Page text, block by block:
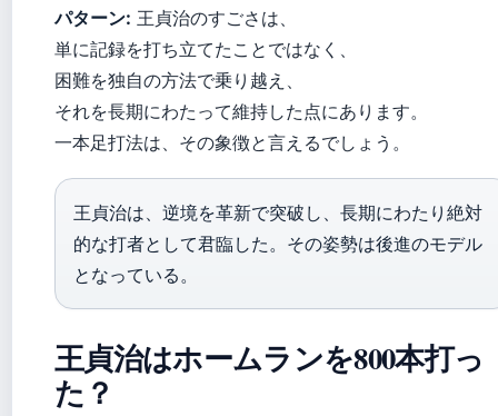
パターン: 王貞治のすごさは、
単に記録を打ち立てたことではなく、
困難を独自の方法で乗り越え、
それを長期にわたって維持した点にあります。
一本足打法は、その象徴と言えるでしょう。
王貞治は、逆境を革新で突破し、長期にわたり絶対
的な打者として君臨した。その姿勢は後進のモデル
となっている。
王貞治はホームランを800本打っ
た？